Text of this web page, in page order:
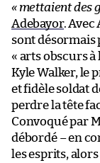
« mettaient des
Adebayor. Avec
sont désormais
« arts obscurs
Kyle Walker, le
et fidèle soldat
perdre la tête
Convoqué par
débordé – en
les esprits,